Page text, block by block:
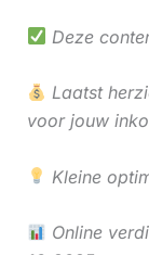
Deze
Laatst
voor jouw
Kleine
Online